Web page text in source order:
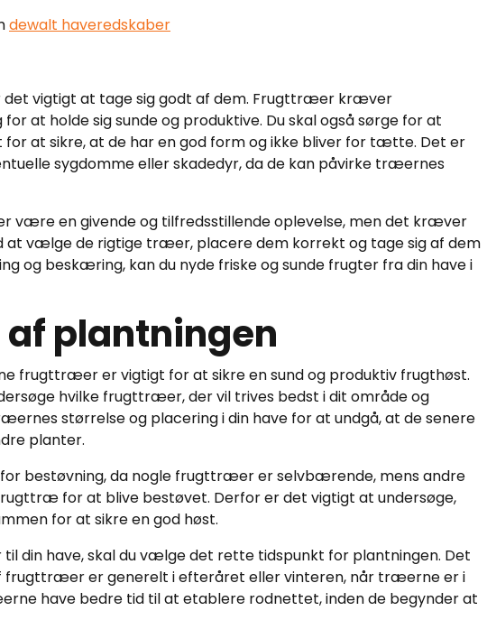
dewalt haveredskaber
vigtigt at tage sig godt af dem. Frugttræer kræver
at holde sig sunde og produktive. Du skal også sørge for at
at sikre, at de har en god form og ikke bliver for tætte. Det er
sygdomme eller skadedyr, da de kan påvirke træernes
være en givende og tilfredsstillende oplevelse, men det kræver
at vælge de rigtige træer, placere dem korrekt og tage sig af dem
og beskæring, kan du nyde friske og sunde frugter fra din have i
plantningen
frugttræer er vigtigt for at sikre en sund og produktiv frugthøst.
hvilke frugttræer, der vil trives bedst i dit område og
størrelse og placering i din have for at undgå, at de senere
planter.
bestøvning, da nogle frugttræer er selvbærende, mens andre
for at blive bestøvet. Derfor er det vigtigt at undersøge,
for at sikre en god høst.
din have, skal du vælge det rette tidspunkt for plantningen. Det
frugttræer er generelt i efteråret eller vinteren, når træerne er i
have bedre tid til at etablere rodnettet, inden de begynder at